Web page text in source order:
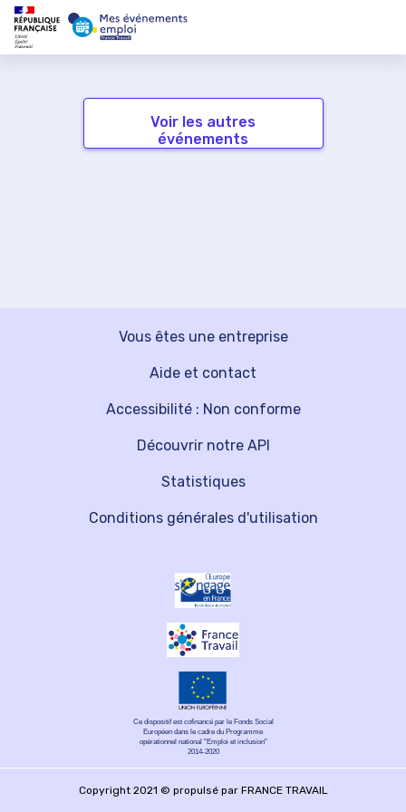
Voir les autres
événements
Vous êtes une entreprise
Découvrir notre API
Aide et contact
Statistiques
Accessibilité : Non conforme
Conditions générales d'utilisation
Ce dispositif est cofinancé par le Fonds Social
Européen dans le cadre du Programme
opérationnel national "Emploi et inclusion"
2014-2020
Copyright 2021 © propulsé par FRANCE TRAVAIL